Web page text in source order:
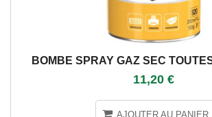
BOMBE SPRAY GAZ SEC
11,20 €
AJOUTER AU PANIER